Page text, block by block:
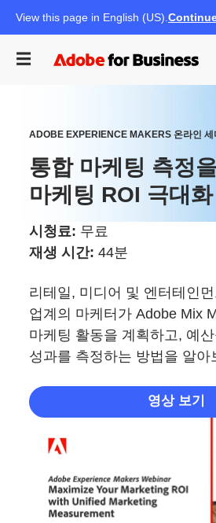
View this page in English (US).
ADOBE EXPERIENCE MAKERS 온라인 세
통합 마케팅 측정
마케팅 ROI 극대화
시청료: 무료
재생 시간: 44분
리테일, 미디어 및 엔터테인
업계의 마케터가 Adobe Mix
마케팅 활동을 계획하고, 예
성과를 측정하는 방법을 알아
영상 보기